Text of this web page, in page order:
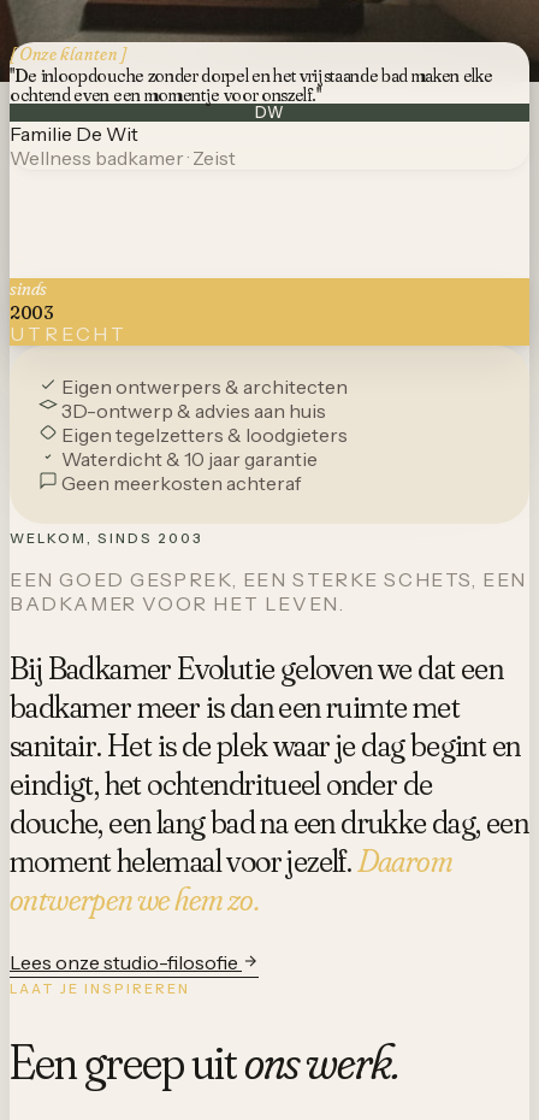
[ Onze klanten ]
"De inloopdouche zonder dorpel en het vrijstaande bad maken elke
ochtend even een momentje voor onszelf."
DW
Familie De Wit
Wellness badkamer · Zeist
sinds
2003
UTRECHT
Eigen ontwerpers & architecten
3D-ontwerp & advies aan huis
Eigen tegelzetters & loodgieters
Waterdicht & 10 jaar garantie
Geen meerkosten achteraf
WELKOM, SINDS 2003
EEN GOED GESPREK, EEN STERKE SCHETS, EEN
BADKAMER VOOR HET LEVEN.
Bij Badkamer Evolutie geloven we dat een
badkamer meer is dan een ruimte met
sanitair. Het is de plek waar je dag begint en
eindigt, het ochtendritueel onder de
douche, een lang bad na een drukke dag, een
moment helemaal voor jezelf.Daarom
ontwerpen we hem zo.
Lees onze studio-filosofie
LAAT JE INSPIREREN
Een greep uitons werk.